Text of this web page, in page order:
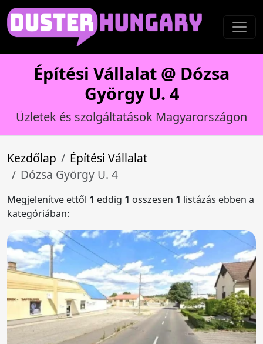
Építési Vállalat @ Dózsa
György U. 4
Üzletek és szolgáltatások Magyarországon
Kezdőlap
Építési Vállalat
Dózsa György U. 4
Megjelenítve ettől 1 eddig 1 összesen 1 listázás ebben a
kategóriában: